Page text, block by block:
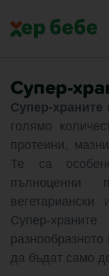
Супер-
Супер-храните
голямо
протеини,
Те са
пълноценни
Супер-
да бъдат само